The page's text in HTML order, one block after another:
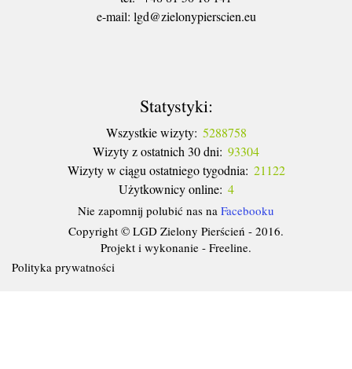
​e-mail: lgd@zielonypierscien.eu
Statystyki:
Wszystkie wizyty: 5288758
Wizyty z ostatnich 30 dni: 93304
Wizyty w ciągu ostatniego tygodnia: 21122
Użytkownicy online: 4
Nie zapomnij polubić nas na Facebooku
Copyright © LGD Zielony Pierścień - 2016.
Projekt i wykonanie - Freeline.
Polityka prywatności